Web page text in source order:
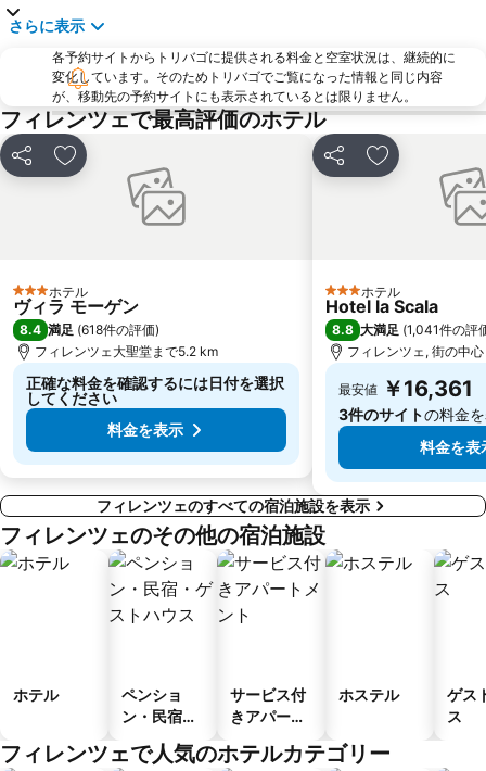
Siena Railway Station
Palazzo Strozzi
カンポ ディ マルテ
Soffiano
Antella
Peretola
Teatro Manzoni
Staggia Senese
さらに表示
各予約サイトからトリバゴに提供される料金と空室状況は、継続的に
変化しています。そのためトリバゴでご覧になった情報と同じ内容
が、移動先の予約サイトにも表示されているとは限りません。
フィレンツェで最高評価のホテル
シェア お気に入りに追加
3 ホテルのランク
ホテル
ヴィラ モーゲン
8.4 満足 (618件の評価)
フィレンツェ大聖堂まで5.2 km
正確な料金を確認するには日付を選択
してください
料金を表示
シェア お気に入りに
3 ホテルのランク
ホテル
Hotel la Scala
8.8 大満足 (1,041件の評
フィレンツェ, 街の中
最安値 ￥16,361
3件のサイトの料金
料金を表
フィレンツェのすべての宿泊施設を表示
フィレンツェのその他の宿泊施設
ホテル
ペンショ
ン・民宿・
ス
サービス付
きアパート
ホステル
ゲス
ス
フィレンツェで人気のホテルカテゴリー